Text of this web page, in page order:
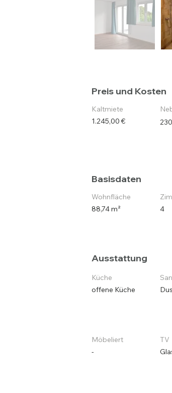
Preis und Kosten
Kaltmiete
1.245,00 €
Basisdaten
Wohnfläche
88,74 m²
4
Ausstattung
Küche
offene Küche
Möbeliert
-
TV